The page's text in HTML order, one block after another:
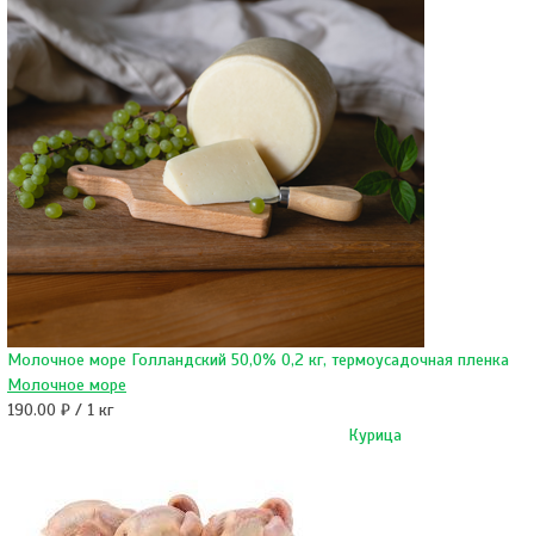
Молочное море Голландский 50,0% 0,2 кг, термоусадочная пленка
Молочное море
190.00 ₽ / 1 кг
Курица